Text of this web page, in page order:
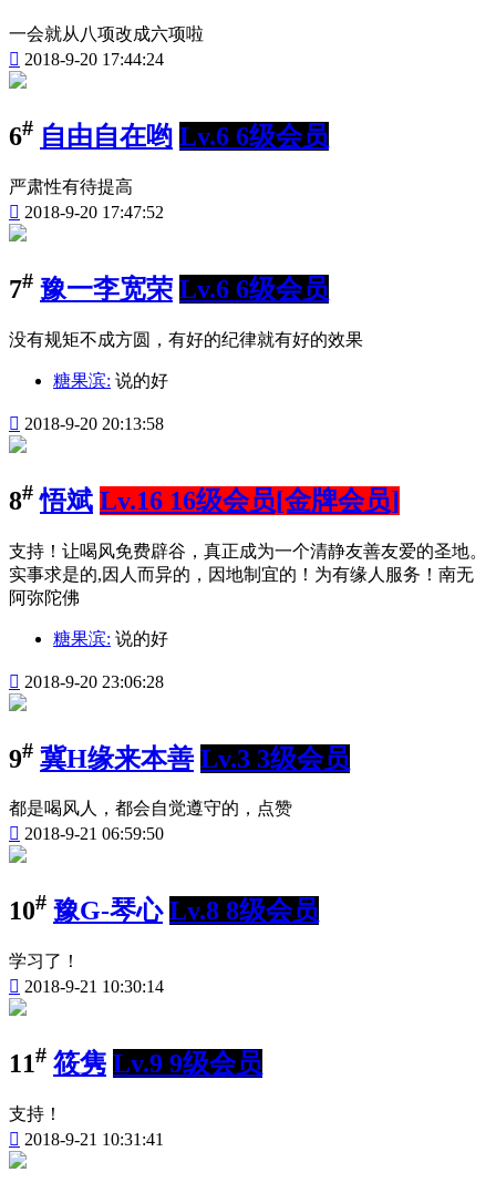
一会就从八项改成六项啦
 2018-9-20 17:44:24
6# 自由自在哟 Lv.6 6级会员
严肃性有待提高
 2018-9-20 17:47:52
7# 豫一李宽荣 Lv.6 6级会员
没有规矩不成方圆，有好的纪律就有好的效果
糖果滨: 说的好
 2018-9-20 20:13:58
8# 悟斌 Lv.16 16级会员[金牌会员]
支持！让喝风免费辟谷，真正成为一个清静友善友爱的圣地。
实事求是的,因人而异的，因地制宜的！为有缘人服务！南无
阿弥陀佛
糖果滨: 说的好
 2018-9-20 23:06:28
9# 冀H缘来本善 Lv.3 3级会员
都是喝风人，都会自觉遵守的，点赞
 2018-9-21 06:59:50
10# 豫G-琴心 Lv.8 8级会员
学习了！
 2018-9-21 10:30:14
11# 筱隽 Lv.9 9级会员
支持！
 2018-9-21 10:31:41